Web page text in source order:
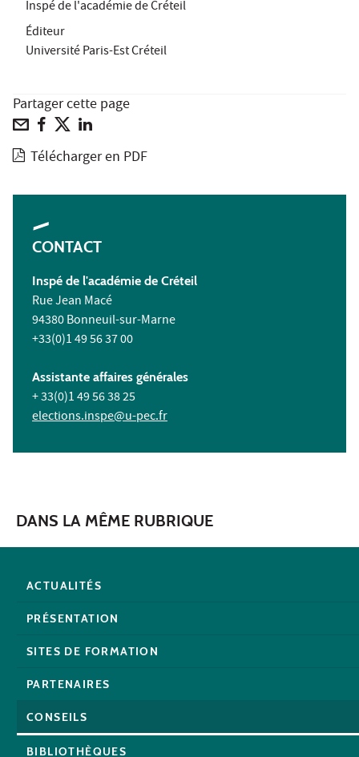
Inspé de l'académie de Créteil
Éditeur
Université Paris-Est Créteil
Partager cette page
Télécharger en PDF
CONTACT
Inspé de l'académie de Créteil
Rue Jean Macé
94380 Bonneuil-sur-Marne
+33(0)1 49 56 37 00
Assistante affaires générales
+ 33(0)1 49 56 38 25
elections.inspe@u-pec.fr
DANS LA MÊME RUBRIQUE
ACTUALITÉS
PRÉSENTATION
SITES DE FORMATION
PARTENAIRES
CONSEILS
BIBLIOTHÈQUES